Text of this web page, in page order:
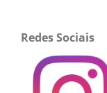
Redes Sociais